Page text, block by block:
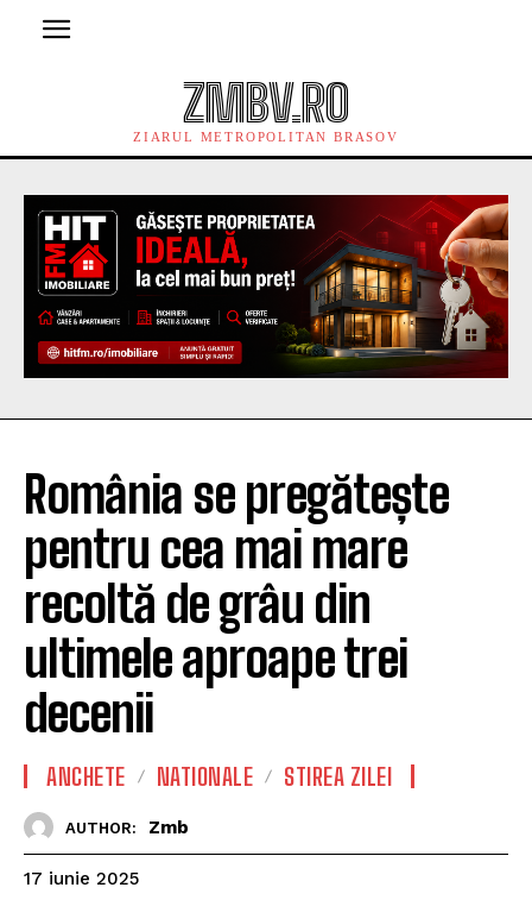
ZMBV.RO
ZIARUL METROPOLITAN BRASOV
România se pregătește
pentru cea mai mare
recoltă de grâu din
ultimele aproape trei
decenii
ANCHETE NATIONALE STIREA ZILEI
AUTHOR: Zmb
17 iunie 2025